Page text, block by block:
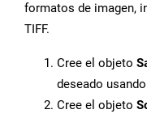
formatos de imagen,
TIFF.
Cree el objeto
deseado
Cree el objeto